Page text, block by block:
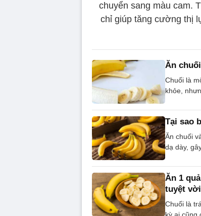
chuyển sang màu cam.
chỉ giúp tăng cường thị
Ăn
Chuối là
khỏe,
Tại sao
Ăn chuối
dạ dày,
Ăn 1
tuyệt vời
Chuối là